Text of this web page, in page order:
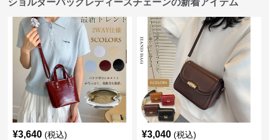
ショルダーバッグレディースチェーンの新着アイテム
¥3,640 (税込) ¥3,040 (税込)